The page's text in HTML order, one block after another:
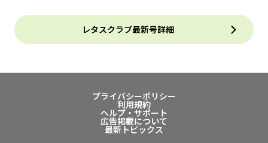
レタスクラブ最新号詳細
プライバシーポリシー
利用規約
ヘルプ・サポート
広告掲載について
最新トピックス